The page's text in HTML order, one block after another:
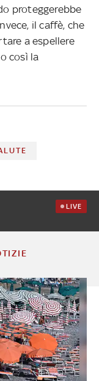
proteggerebbe
il caffè, che
a espellere
così la
LIVE